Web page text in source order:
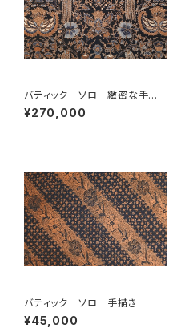
バティック ソロ 緻密な手描
き
¥270,000
バティック ソロ 手描き
¥45,000